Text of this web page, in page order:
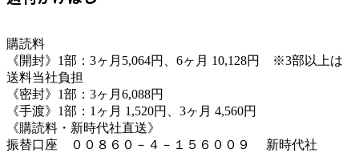
購読料
《開封》1部：3ヶ月5,064円、6ヶ月 10,128円 ※3部以上は
送料当社負担
《密封》1部：3ヶ月6,088円
《手渡》1部：1ヶ月 1,520円、3ヶ月 4,560円
《購読料・新時代社直送》
振替口座 ００８６０－４－１５６００９ 新時代社